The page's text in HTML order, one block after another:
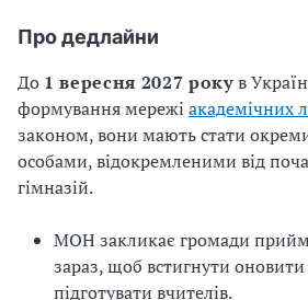
Про дедлайни
До 1 вересня 2027 рокув
формування мережі академічних
законом, вони мають стати
особами, відокремленими від
гімназій.
МОН закликає громади
зараз, щоб встигнути оновити
підготувати вчителів.